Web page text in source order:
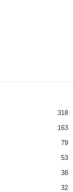
318
163
79
53
38
32